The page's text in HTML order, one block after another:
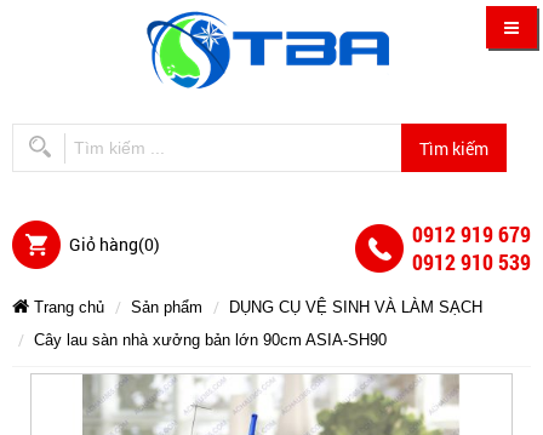
Giỏ hàng(0)
0912 919 679
0912 910 539
Trang chủ Sản phẩm
DỤNG CỤ VỆ SINH VÀ LÀM SẠCH
Cây lau sàn nhà xưởng bản lớn 90cm ASIA-SH90